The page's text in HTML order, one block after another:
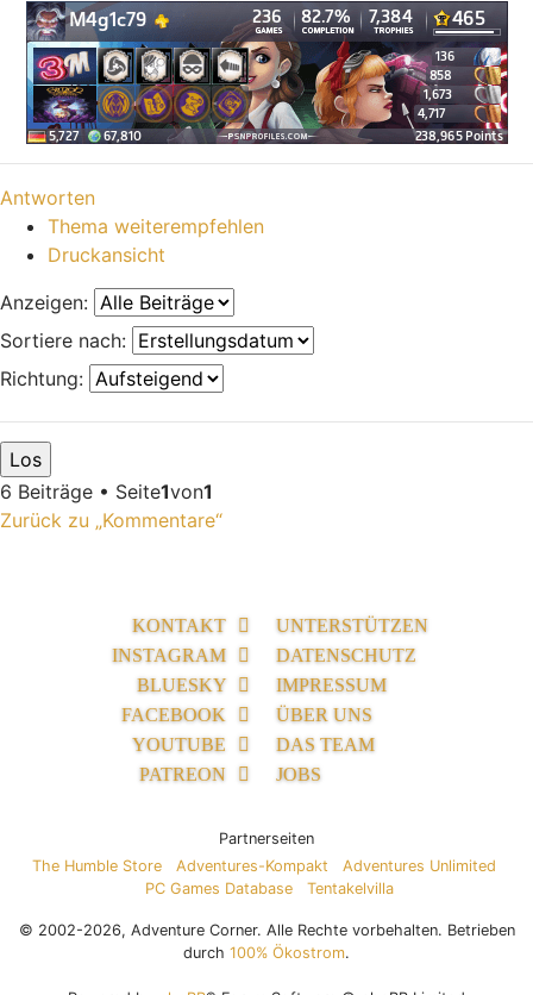
Nach oben
Antworten
Thema weiterempfehlen
Druckansicht
Anzeigen:
Sortiere nach:
Richtung:
6 Beiträge • Seite1von1
Zurück zu „Kommentare“
KONTAKT
INSTAGRAM
BLUESKY
FACEBOOK
YOUTUBE
PATREON
UNTERSTÜTZEN
DATENSCHUTZ
IMPRESSUM
ÜBER UNS
DAS TEAM
JOBS
Partnerseiten
The Humble Store
Adventures-Kompakt
Adventures Unlimited
PC Games Database
Tentakelvilla
© 2002-2026, Adventure Corner. Alle Rechte vorbehalten. Betrieben
durch 100% Ökostrom.